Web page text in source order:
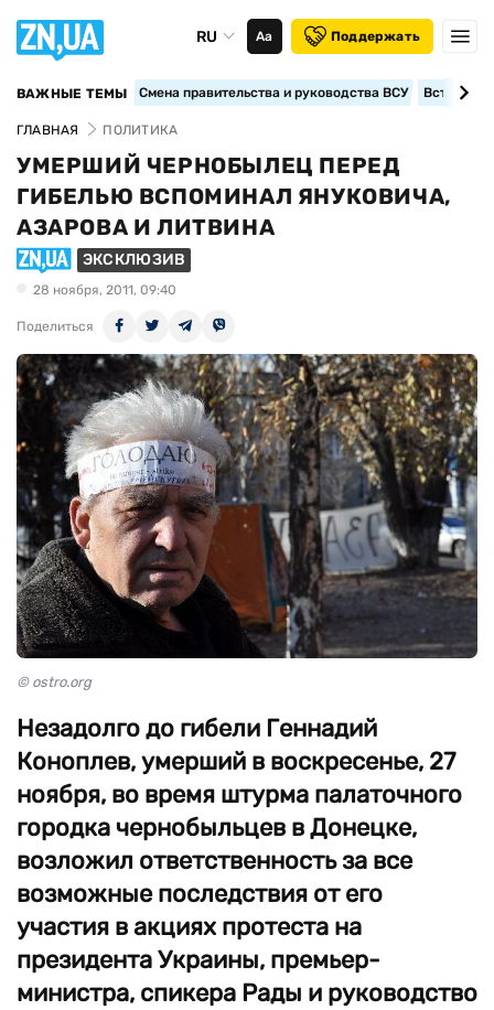
RU Аа Поддержать
ВАЖНЫЕ ТЕМЫ Смена правительства и руководства ВСУ
ГЛАВНАЯ ПОЛИТИКА
УМЕРШИЙ ЧЕРНОБЫЛЕЦ ПЕРЕД
ГИБЕЛЬЮ ВСПОМИНАЛ ЯНУКОВИЧА,
АЗАРОВА И ЛИТВИНА
ЭКСКЛЮЗИВ
28 ноября, 2011, 09:40
Поделиться
© ostro.org
Незадолго до гибели Геннадий
Коноплев, умерший в воскресенье, 27
ноября, во время штурма палаточного
городка чернобыльцев в Донецке,
возложил ответственность за все
возможные последствия от его
участия в акциях протеста на
президента Украины, премьер-
министра, спикера Рады и руководство